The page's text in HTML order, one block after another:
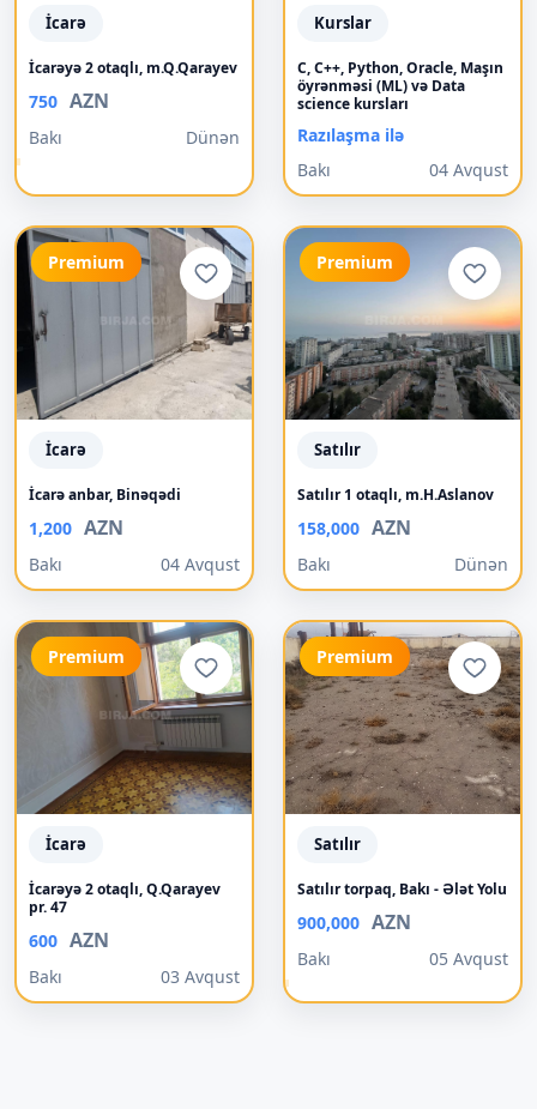
İcarə
İcarəyə 2 otaqlı, m.Q.Qarayev
750 AZN
Bakı Dünən
Kurslar
C, C++, Python, Oracle, Maşın
öyrənməsi (ML) və Data
science kursları
Razılaşma ilə
Bakı
04 Avqust
Premium
İcarə
İcarə anbar, Binəqədi
1,200 AZN
Bakı 04 Avqust
Premium
Satılır
Satılır 1 otaqlı, m.H.Aslanov
158,000 AZN
Bakı Dünən
Premium
İcarə
İcarəyə 2 otaqlı, Q.Qarayev
pr. 47
600 AZN
Bakı 03 Avqust
Premium
Satılır
Satılır torpaq, Bakı - Ələt Yolu
900,000 AZN
Bakı 05 Avqust